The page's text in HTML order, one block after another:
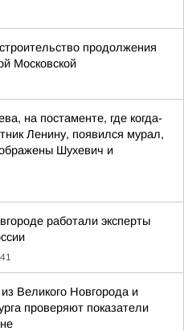
продолжения
Московской
на постаменте, где когда-
Ленину, появился мурал,
Шухевич и
работали эксперты
Великого Новгорода и
проверяют показатели